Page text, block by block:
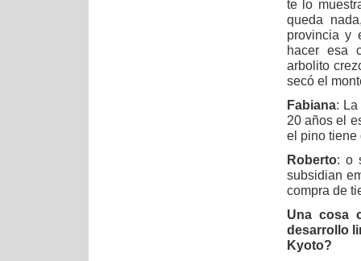
te lo
queda
provincia y
hacer esa
arbolito
secó el
Fabiana: La
20 años el
el pino tiene
Roberto: o
subsidian
compra de
Una cosa
desarrollo
Kyoto?